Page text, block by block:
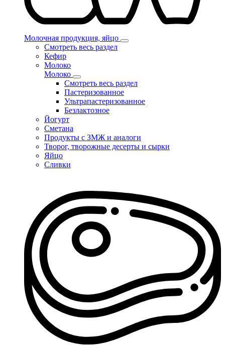
Молочная продукция, яйцо
Смотреть весь раздел
Кефир
Молоко
Молоко
Смотреть весь раздел
Пастеризованное
Ультрапастеризованное
Безлактозное
Йогурт
Сметана
Продукты с ЗМЖ и аналоги
Творог, творожные десерты и сырки
Яйцо
Сливки